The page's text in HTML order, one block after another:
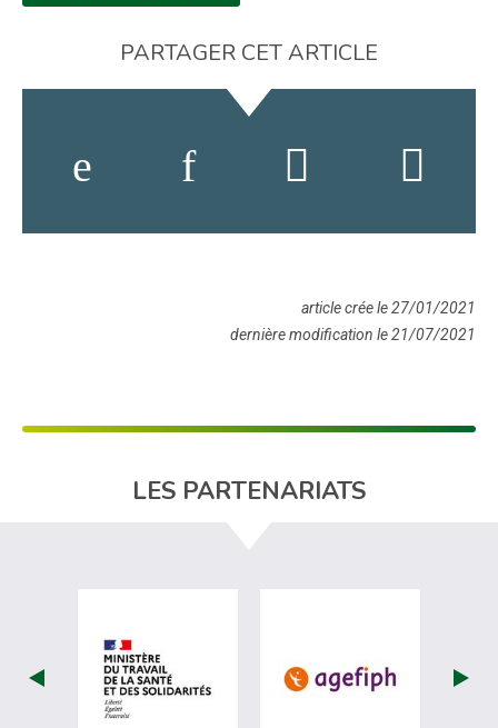
PARTAGER CET ARTICLE
article crée le 27/01/2021
dernière modification le 21/07/2021
LES PARTENARIATS
visiter les site de Ministère du travail
visiter les